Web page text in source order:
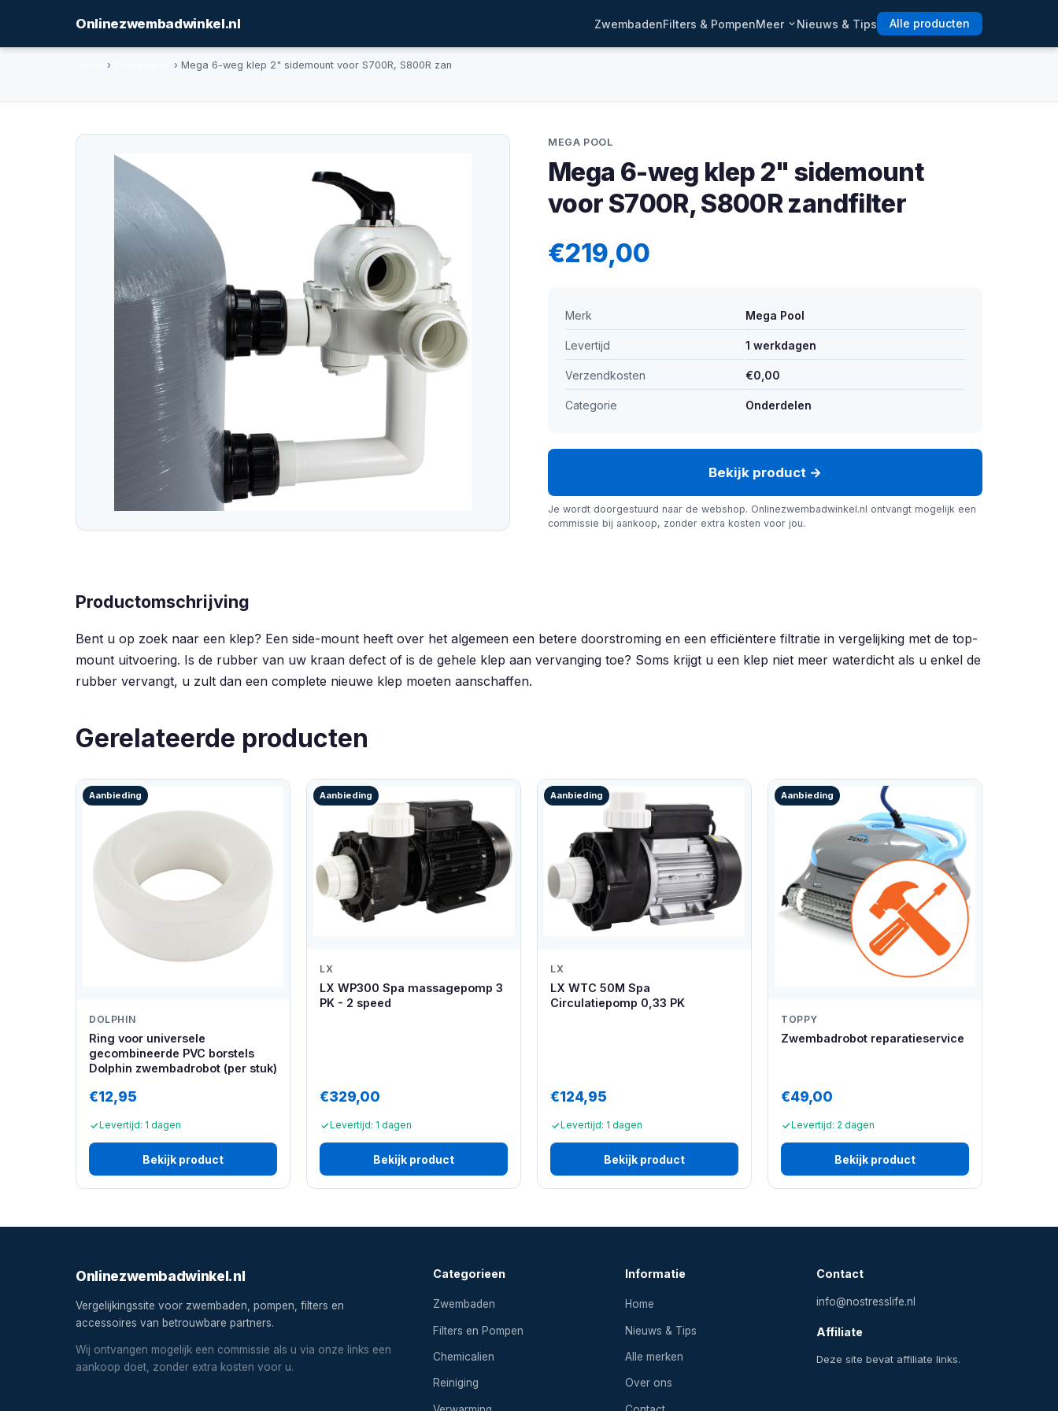
Onlinezwembadwinkel.nl ZwembadenFilters & PompenMeer Nieuws & Tips Alle producten
› › Mega 6-weg klep 2" sidemount voor S700R, S800R zan
MEGA POOL
Mega 6-weg klep 2" sidemount
voor S700R, S800R zandfilter
€219,00
Merk Mega Pool
Levertijd 1 werkdagen
Verzendkosten €0,00
Categorie Onderdelen
Bekijk product →
Je wordt doorgestuurd naar de webshop. Onlinezwembadwinkel.nl ontvangt mogelijk een
commissie bij aankoop, zonder extra kosten voor jou.
Productomschrijving
Bent u op zoek naar een klep? Een side-mount heeft over het algemeen een betere doorstroming en een efficiëntere filtratie in vergelijking met de top-
mount uitvoering. Is de rubber van uw kraan defect of is de gehele klep aan vervanging toe? Soms krijgt u een klep niet meer waterdicht als u enkel de
rubber vervangt, u zult dan een complete nieuwe klep moeten aanschaffen.
Gerelateerde producten
Aanbieding
DOLPHIN
Ring voor universele
gecombineerde PVC borstels
Dolphin zwembadrobot (per stuk)
€12,95
Levertijd: 1 dagen
Bekijk product
Aanbieding
LX
LX WP300 Spa massagepomp 3
PK - 2 speed
€329,00
Levertijd: 1 dagen
Bekijk product
Aanbieding
LX
LX WTC 50M Spa
Circulatiepomp 0,33 PK
€124,95
Levertijd: 1 dagen
Bekijk product
Aanbieding
TOPPY
Zwembadrobot reparatieservice
€49,00
Levertijd: 2 dagen
Bekijk product
Onlinezwembadwinkel.nl
Vergelijkingssite voor zwembaden, pompen, filters en
accessoires van betrouwbare partners.
Wij ontvangen mogelijk een commissie als u via onze links een
aankoop doet, zonder extra kosten voor u.
Categorieen
Zwembaden
Filters en Pompen
Chemicalien
Reiniging
Informatie
Home
Nieuws & Tips
Alle merken
Over ons
Contact
info@nostresslife.nl
Affiliate
Deze site bevat affiliate links.